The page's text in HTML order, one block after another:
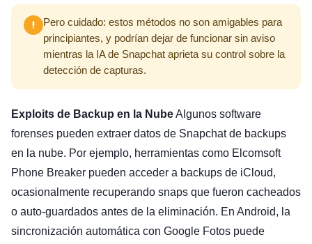
Pero cuidado: estos métodos no son amigables para
principiantes, y podrían dejar de funcionar sin aviso
mientras la IA de Snapchat aprieta su control sobre la
detección de capturas.
Exploits de Backup en la NubeAlgunos software
forenses pueden extraer datos de Snapchat de backups
en la nube. Por ejemplo, herramientas como Elcomsoft
Phone Breaker pueden acceder a backups de iCloud,
ocasionalmente recuperando snaps que fueron cacheados
o auto-guardados antes de la eliminación. En Android, la
sincronización automática con Google Fotos puede